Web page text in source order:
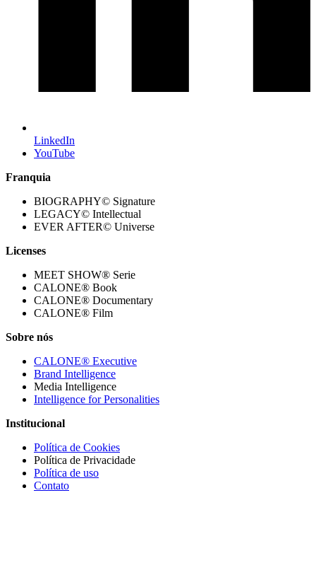
LinkedIn
YouTube
Franquia
BIOGRAPHY© Signature
LEGACY© Intellectual
EVER AFTER© Universe
Licenses
MEET SHOW® Serie
CALONE® Book
CALONE® Documentary
CALONE® Film
Sobre nós
CALONE® Executive
Brand Intelligence
Media Intelligence
Intelligence for Personalities
Institucional
Política de Cookies
Política de Privacidade
Política de uso
Contato